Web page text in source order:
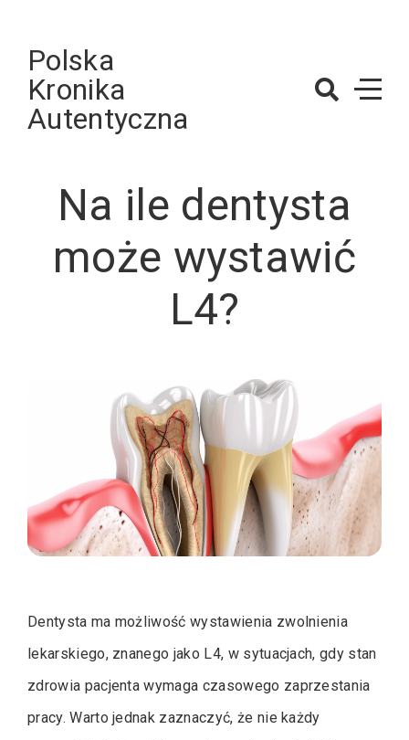
contentPolska
Kronika
Autentyczna
Na ile dentysta
może wystawić
L4?
Dentysta ma możliwość wystawienia zwolnienia
lekarskiego, znanego jako L4, w sytuacjach, gdy stan
zdrowia pacjenta wymaga czasowego zaprzestania
pracy. Warto jednak zaznaczyć, że nie każdy